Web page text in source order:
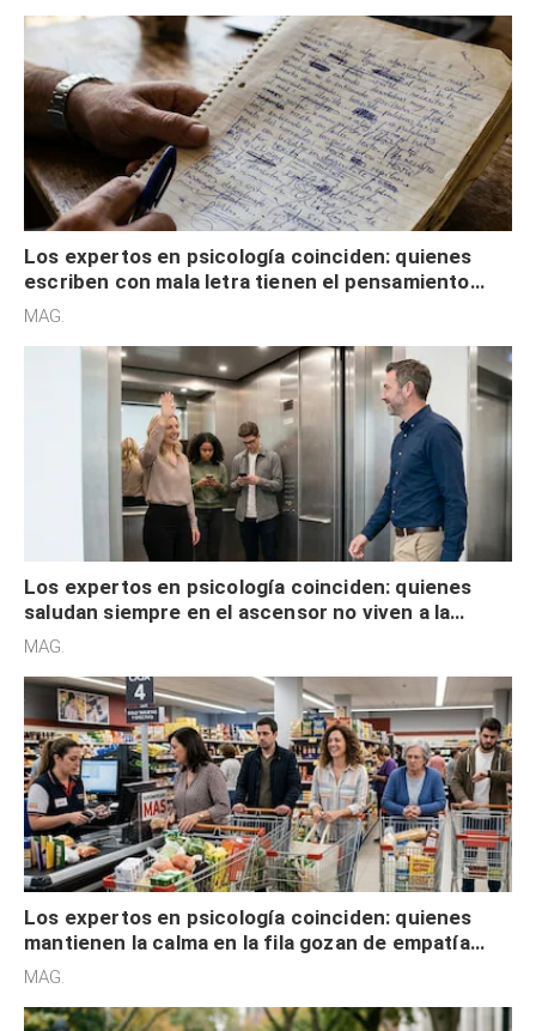
Los expertos en psicología coinciden: quienes
escriben con mala letra tienen el pensamiento
acelerado y no lo hacen por desinterés
MAG.
Los expertos en psicología coinciden: quienes
saludan siempre en el ascensor no viven a la
defensiva y tienen apertura social
MAG.
Los expertos en psicología coinciden: quienes
mantienen la calma en la fila gozan de empatía
cognitiva, gratitud y no solo tienen autocontrol
MAG.